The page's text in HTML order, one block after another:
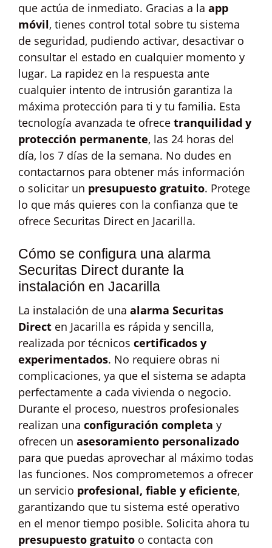
que actúa de inmediato. Gracias a la app
móvil, tienes control total sobre tu sistema
de seguridad, pudiendo activar, desactivar o
consultar el estado en cualquier momento y
lugar. La rapidez en la respuesta ante
cualquier intento de intrusión garantiza la
máxima protección para ti y tu familia. Esta
tecnología avanzada te ofrece tranquilidad y
protección permanente, las 24 horas del
día, los 7 días de la semana. No dudes en
contactarnos para obtener más información
o solicitar un presupuesto gratuito. Protege
lo que más quieres con la confianza que te
ofrece Securitas Direct en Jacarilla.
Cómo se configura una alarma
Securitas Direct durante la
instalación en Jacarilla
La instalación de una alarma Securitas
Direct en Jacarilla es rápida y sencilla,
realizada por técnicos certificados y
experimentados. No requiere obras ni
complicaciones, ya que el sistema se adapta
perfectamente a cada vivienda o negocio.
Durante el proceso, nuestros profesionales
realizan una configuración completa y
ofrecen un asesoramiento personalizado
para que puedas aprovechar al máximo todas
las funciones. Nos comprometemos a ofrecer
un servicio profesional, fiable y eficiente,
garantizando que tu sistema esté operativo
en el menor tiempo posible. Solicita ahora tu
presupuesto gratuito o contacta con